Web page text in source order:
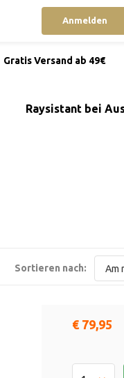
Anmelden
Gratis Versand ab 49€
Raysistant bei
Sortieren nach:
€ 79,95